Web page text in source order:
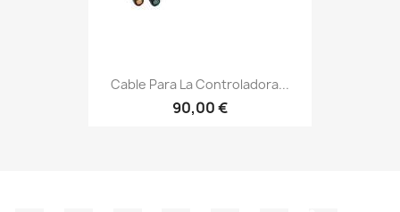
Cable Para La Controladora...
90,00 €